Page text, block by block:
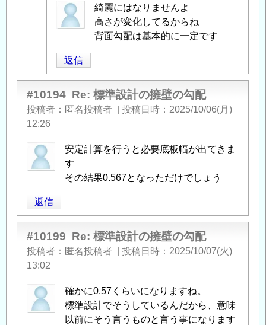
壁
の
勾
配
の
返
匿
名
者
に
よ
る
準
設
計
の
擁
壁
の
勾
の
返
信
綺麗にはなりませんよ
高さが変化してるからね
背面勾配は基本的に一定です
返信
#10194 Re: 標準設計の擁壁の勾配
投稿者 匿名投稿者 投稿日時
2025/10/06(月)
12:26
安定計算を行うと必要底板幅が出てきま
す
その結果0.567となっただけでしょう
返信
#10199 Re: 標準設計の擁壁の勾配
投稿者 匿名投稿者 投稿日時
2025/10/07(火)
13:02
確かに0.57くらいになりますね。
標準設計でそうしているんだから、意味
以前にそう言うものと言う事になります